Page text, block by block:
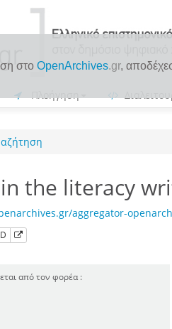
στο OpenArchives.gr,
Πλοήγηση
the literacy
aggregator-
από τον φορέα :